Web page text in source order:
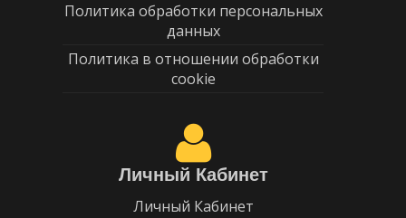
Политика обработки персональных
данных
Политика в отношении обработки
cookie
Личный Кабинет
Личный Кабинет